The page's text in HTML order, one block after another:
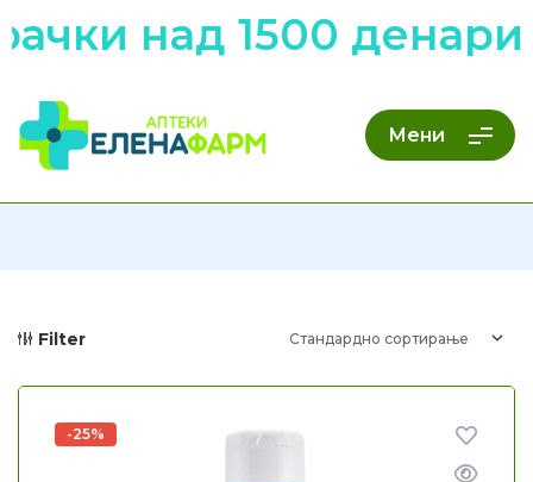
над 1500 денари
Мени
Filter
-25%